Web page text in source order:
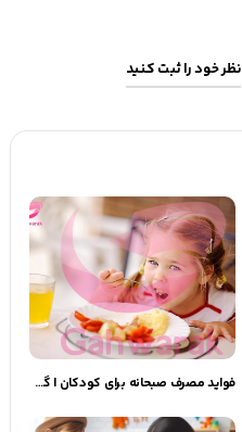
نظر خود را ثبت کنید
فواید مصرف صبحانه برای کودکان | گهوارک